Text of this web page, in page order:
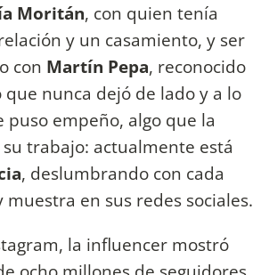
Moritán, con quien tenía
y un casamiento, y ser
con Martín Pepa, reconocido
que nunca dejó de lado y a lo
puso empeño, algo que la
trabajo: actualmente está
, deslumbrando con cada
muestra en sus redes sociales.
la influencer mostró